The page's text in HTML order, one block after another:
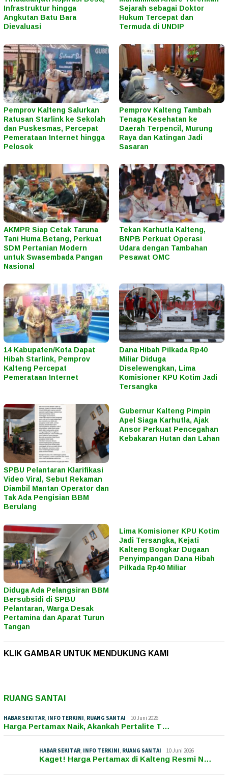
Infrastruktur hingga
Angkutan Batu Bara
Dievaluasi
Sejarah sebagai Doktor
Hukum Tercepat dan
Termuda di UNDIP
Pemprov Kalteng Salurkan
Ratusan Starlink ke Sekolah
dan Puskesmas, Percepat
Pemerataan Internet hingga
Pelosok
Pemprov Kalteng Tambah
Tenaga Kesehatan ke
Daerah Terpencil, Murung
Raya dan Katingan Jadi
Sasaran
AKMPR Siap Cetak Taruna
Tani Huma Betang, Perkuat
SDM Pertanian Modern
untuk Swasembada Pangan
Nasional
Tekan Karhutla Kalteng,
BNPB Perkuat Operasi
Udara dengan Tambahan
Pesawat OMC
14 Kabupaten/Kota Dapat
Hibah Starlink, Pemprov
Kalteng Percepat
Pemerataan Internet
Dana Hibah Pilkada Rp40
Miliar Diduga
Diselewengkan, Lima
Komisioner KPU Kotim Jadi
Tersangka
SPBU Pelantaran Klarifikasi
Video Viral, Sebut Rekaman
Diambil Mantan Operator dan
Tak Ada Pengisian BBM
Berulang
Gubernur Kalteng Pimpin
Apel Siaga Karhutla, Ajak
Ansor Perkuat Pencegahan
Kebakaran Hutan dan Lahan
Diduga Ada Pelangsiran BBM
Bersubsidi di SPBU
Pelantaran, Warga Desak
Pertamina dan Aparat Turun
Tangan
Lima Komisioner KPU Kotim
Jadi Tersangka, Kejati
Kalteng Bongkar Dugaan
Penyimpangan Dana Hibah
Pilkada Rp40 Miliar
KLIK GAMBAR UNTUK MENDUKUNG KAMI
RUANG SANTAI
HABAR SEKITAR, INFO TERKINI, RUANG SANTAI 10 Juni 2026
Harga Pertamax Naik, Akankah Pertalite T…
HABAR SEKITAR, INFO TERKINI, RUANG SANTAI 10 Juni 2026
Kaget! Harga Pertamax di Kalteng Resmi N…